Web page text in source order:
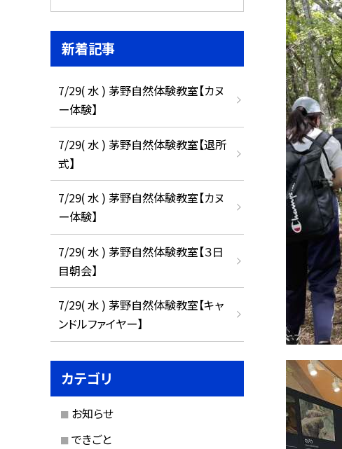
新着記事
7/29( 水 ) 茅野自然体験教室【カヌ
ー体験】
7/29( 水 ) 茅野自然体験教室【退所
式】
7/29( 水 ) 茅野自然体験教室【カヌ
ー体験】
7/29( 水 ) 茅野自然体験教室【３日
目朝会】
7/29( 水 ) 茅野自然体験教室【キャ
ンドルファイヤー】
カテゴリ
お知らせ
できごと